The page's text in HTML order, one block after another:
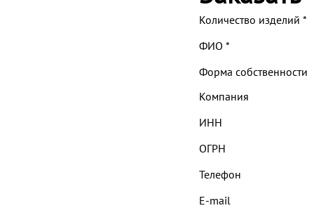
Количество изделий *
ФИО *
Форма собственности
Компания
ИНН
ОГРН
Телефон
E-mail